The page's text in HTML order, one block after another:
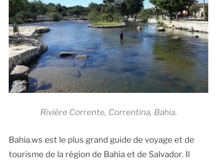
Rivière Corrente, Correntina, Bahia.
Bahia.ws est le plus grand guide de voyage et de
tourisme de la région de Bahia et de Salvador. Il